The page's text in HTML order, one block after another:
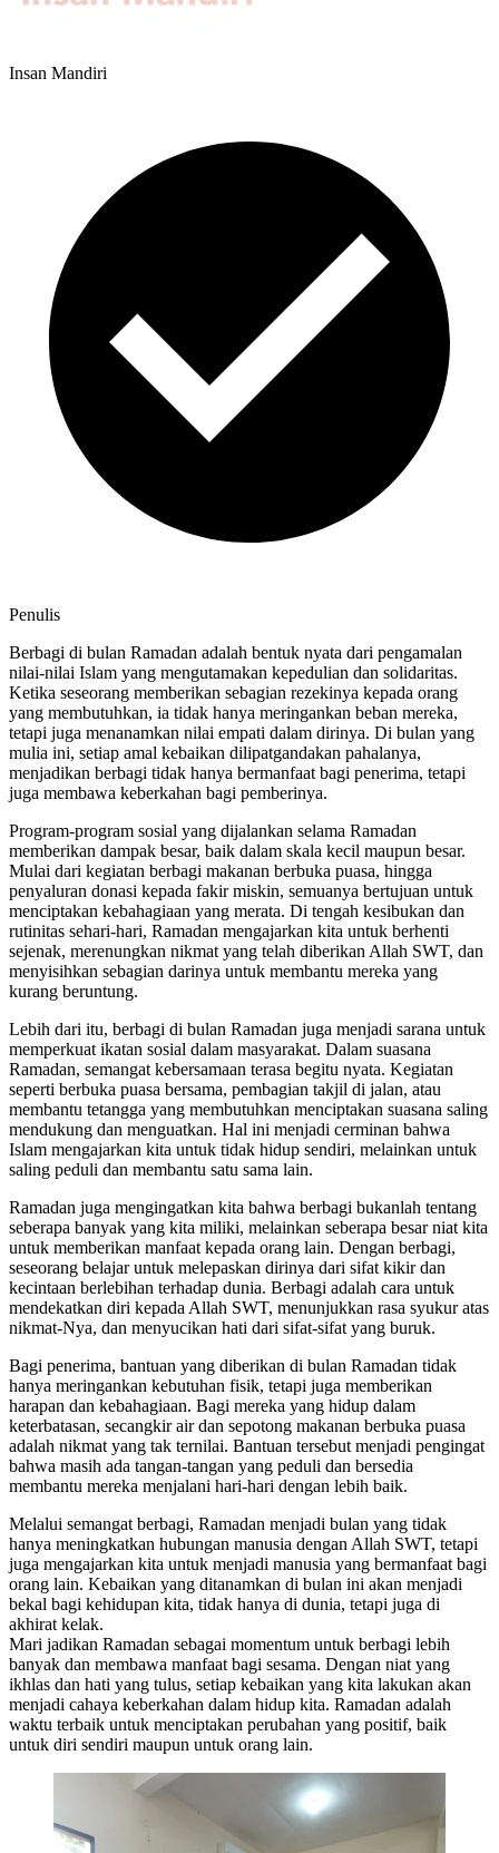
Insan Mandiri
Penulis
Berbagi di bulan Ramadan adalah bentuk nyata dari pengamalan
nilai-nilai Islam yang mengutamakan kepedulian dan solidaritas.
Ketika seseorang memberikan sebagian rezekinya kepada orang
yang membutuhkan, ia tidak hanya meringankan beban mereka,
tetapi juga menanamkan nilai empati dalam dirinya. Di bulan yang
mulia ini, setiap amal kebaikan dilipatgandakan pahalanya,
menjadikan berbagi tidak hanya bermanfaat bagi penerima, tetapi
juga membawa keberkahan bagi pemberinya.
Program-program sosial yang dijalankan selama Ramadan
memberikan dampak besar, baik dalam skala kecil maupun besar.
Mulai dari kegiatan berbagi makanan berbuka puasa, hingga
penyaluran donasi kepada fakir miskin, semuanya bertujuan untuk
menciptakan kebahagiaan yang merata. Di tengah kesibukan dan
rutinitas sehari-hari, Ramadan mengajarkan kita untuk berhenti
sejenak, merenungkan nikmat yang telah diberikan Allah SWT, dan
menyisihkan sebagian darinya untuk membantu mereka yang
kurang beruntung.
Lebih dari itu, berbagi di bulan Ramadan juga menjadi sarana untuk
memperkuat ikatan sosial dalam masyarakat. Dalam suasana
Ramadan, semangat kebersamaan terasa begitu nyata. Kegiatan
seperti berbuka puasa bersama, pembagian takjil di jalan, atau
membantu tetangga yang membutuhkan menciptakan suasana saling
mendukung dan menguatkan. Hal ini menjadi cerminan bahwa
Islam mengajarkan kita untuk tidak hidup sendiri, melainkan untuk
saling peduli dan membantu satu sama lain.
Ramadan juga mengingatkan kita bahwa berbagi bukanlah tentang
seberapa banyak yang kita miliki, melainkan seberapa besar niat kita
untuk memberikan manfaat kepada orang lain. Dengan berbagi,
seseorang belajar untuk melepaskan dirinya dari sifat kikir dan
kecintaan berlebihan terhadap dunia. Berbagi adalah cara untuk
mendekatkan diri kepada Allah SWT, menunjukkan rasa syukur atas
nikmat-Nya, dan menyucikan hati dari sifat-sifat yang buruk.
Bagi penerima, bantuan yang diberikan di bulan Ramadan tidak
hanya meringankan kebutuhan fisik, tetapi juga memberikan
harapan dan kebahagiaan. Bagi mereka yang hidup dalam
keterbatasan, secangkir air dan sepotong makanan berbuka puasa
adalah nikmat yang tak ternilai. Bantuan tersebut menjadi pengingat
bahwa masih ada tangan-tangan yang peduli dan bersedia
membantu mereka menjalani hari-hari dengan lebih baik.
Melalui semangat berbagi, Ramadan menjadi bulan yang tidak
hanya meningkatkan hubungan manusia dengan Allah SWT, tetapi
juga mengajarkan kita untuk menjadi manusia yang bermanfaat bagi
orang lain. Kebaikan yang ditanamkan di bulan ini akan menjadi
bekal bagi kehidupan kita, tidak hanya di dunia, tetapi juga di
akhirat kelak.
Mari jadikan Ramadan sebagai momentum untuk berbagi lebih
banyak dan membawa manfaat bagi sesama. Dengan niat yang
ikhlas dan hati yang tulus, setiap kebaikan yang kita lakukan akan
menjadi cahaya keberkahan dalam hidup kita. Ramadan adalah
waktu terbaik untuk menciptakan perubahan yang positif, baik
untuk diri sendiri maupun untuk orang lain.